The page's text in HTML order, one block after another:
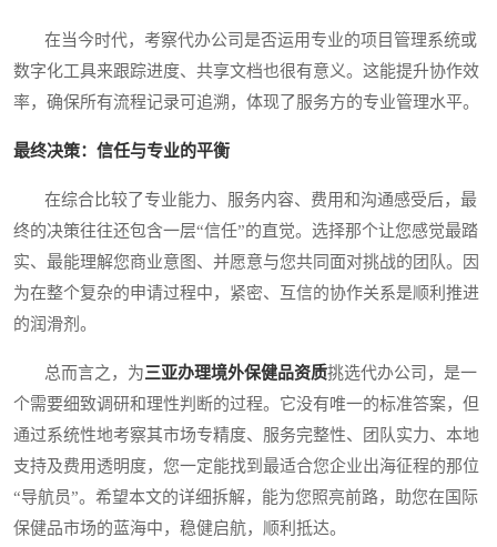
在当今时代，考察代办公司是否运用专业的项目管理系统或
数字化工具来跟踪进度、共享文档也很有意义。这能提升协作效
率，确保所有流程记录可追溯，体现了服务方的专业管理水平。
最终决策：信任与专业的平衡
在综合比较了专业能力、服务内容、费用和沟通感受后，最
终的决策往往还包含一层“信任”的直觉。选择那个让您感觉最踏
实、最能理解您商业意图、并愿意与您共同面对挑战的团队。因
为在整个复杂的申请过程中，紧密、互信的协作关系是顺利推进
的润滑剂。
总而言之，为三亚办理境外保健品资质挑选代办公司，是一
个需要细致调研和理性判断的过程。它没有唯一的标准答案，但
通过系统性地考察其市场专精度、服务完整性、团队实力、本地
支持及费用透明度，您一定能找到最适合您企业出海征程的那位
“导航员”。希望本文的详细拆解，能为您照亮前路，助您在国际
保健品市场的蓝海中，稳健启航，顺利抵达。